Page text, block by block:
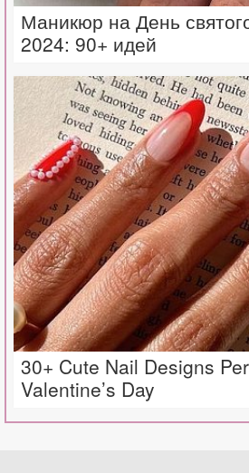
Маникюр на День
2024: 90+ идей
30+ Cute Nail Designs
Valentine’s Day